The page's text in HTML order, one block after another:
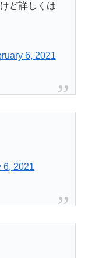
ど詳しくは
6, 2021
6, 2021